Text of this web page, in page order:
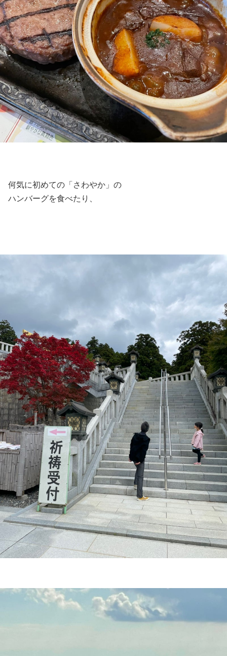
何気に初めての「さわやか」の
ハンバーグを食べたり、